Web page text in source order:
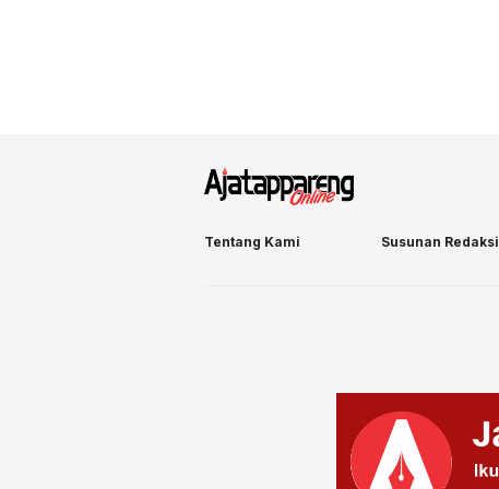
Tentang Kami Susunan Redaksi